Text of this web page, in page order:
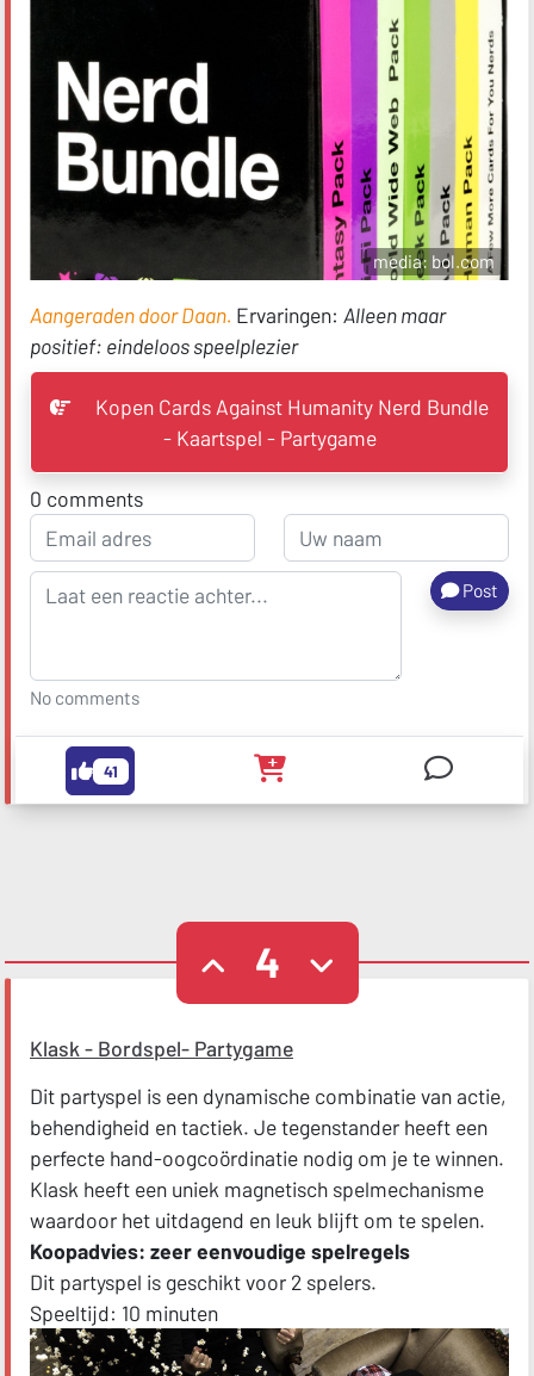
media: bol.com
Aangeraden door Daan. Ervaringen: Alleen maar
positief: eindeloos speelplezier
Kopen Cards Against Humanity Nerd Bundle
- Kaartspel - Partygame
0 comments
Post
No comments
41
4
Klask - Bordspel- Partygame
Dit partyspel is een dynamische combinatie van actie,
behendigheid en tactiek. Je tegenstander heeft een
perfecte hand-oogcoördinatie nodig om je te winnen.
Klask heeft een uniek magnetisch spelmechanisme
waardoor het uitdagend en leuk blijft om te spelen.
Koopadvies: zeer eenvoudige spelregels
Dit partyspel is geschikt voor 2 spelers.
Speeltijd: 10 minuten